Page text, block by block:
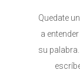
Quedate
a
su